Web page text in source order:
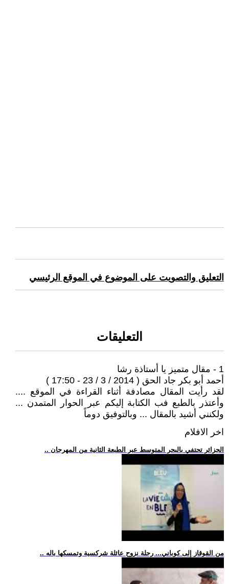
التعليق والتصويت على الموضوع في الموقع الرئيسي
التعليقات
1 - مقال متميز يا أستاذة رشا
أحمد أبو بكر جاد الحق ( 2014 / 3 / 23 - 17:50 )
لقد رأيت المقال مصادفة أثناء القراءة في الموقع ....
وأعتذر بالطبع فب الكتابة إليكم عبر الحوار المتمدن ...
ولكنني أشيد بالمقال ... وبالتوفيق دوماً
اخر الافلام
.. الجزائر تحتفي بالبحر المتوسط عبر الطبعة الثانية من المهرجان
.. من القوقاز إلى كوباني... رحلة نزوح عائلة شركسية وتمسكها باله